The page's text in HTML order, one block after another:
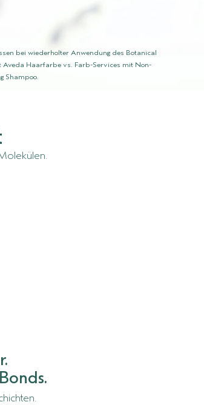
bei wiederholter Anwendung des Botanical
Haarfarbe vs. Farb-Services mit Non-
Shampoo.